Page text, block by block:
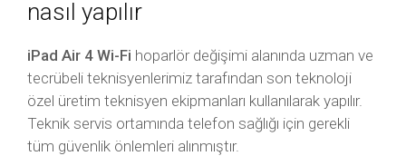
nasıl yapılır
iPad Air 4 Wi-Fi hoparlör değişimi alanında uzman ve
tecrübeli teknisyenlerimiz tarafından son teknoloji
özel üretim teknisyen ekipmanları kullanılarak yapılır.
Teknik servis ortamında telefon sağlığı için gerekli
tüm güvenlik önlemleri alınmıştır.